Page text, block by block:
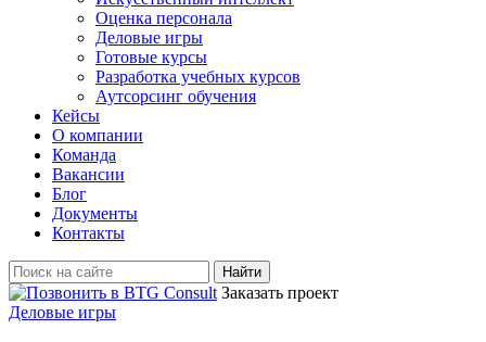
Оценка персонала
Деловые игры
Готовые курсы
Разработка учебных курсов
Аутсорсинг обучения
Кейсы
О компании
Команда
Вакансии
Блог
Документы
Контакты
Найти:
Заказать проект
Деловые игры